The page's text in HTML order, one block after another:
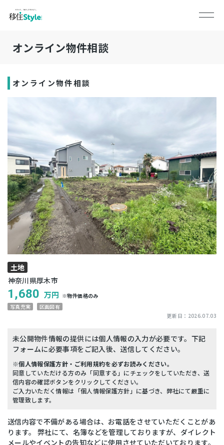
オンライン物件相談
オンライン物件相談
土地
神奈川県厚木市
1,680 万円 ※物件価格のみ
写真充実
区画図有
更新日： 2026.07.03
未公開物件情報の提供には個人情報の入力が必要です。下記
フォームに必要事項をご記入後、送信してください。
※個人情報保護方針・ご利用規約を必ずお読みください。
同意していただける方のみ「同意する」にチェックをしていただき、送
信内容の確認ボタンをクリックしてください。
ご入力いただく情報は「個人情報保護方針」に基づき、弊社にて厳重に
管理致します。
送信内容で不備がある場合は、お電話をさせていただくことがあ
ります。 弊社にて、名簿などを管理しておりますが、ダイレクト
メールやイベントの告知などに使用させていただいております。